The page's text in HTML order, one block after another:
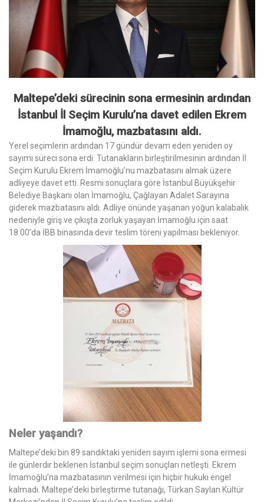
Maltepe’deki sürecinin sona ermesinin ardından
İstanbul İl Seçim Kurulu’na davet edilen Ekrem
İmamoğlu, mazbatasını aldı.
Yerel seçimlerin ardından 17 gündür devam eden yeniden oy
sayımı süreci sona erdi. Tutanakların birleştirilmesinin ardından İl
Seçim Kurulu Ekrem İmamoğlu’nu mazbatasını almak üzere
adliyeye davet etti. Resmi sonuçlara göre İstanbul Büyükşehir
Belediye Başkanı olan İmamoğlu, Çağlayan Adalet Sarayına
giderek mazbatasını aldı. Adliye önünde yaşanan yoğun kalabalık
nedeniyle giriş ve çıkışta zorluk yaşayan İmamoğlu için saat
18:00’da İBB binasında devir teslim töreni yapılması bekleniyor.
Neler yaşandı?
Maltepe’deki bin 89 sandıktaki yeniden sayım işlemi sona ermesi
ile günlerdir beklenen İstanbul seçim sonuçları netleşti. Ekrem
İmamoğlu’na mazbatasının verilmesi için hiçbir hukuki engel
kalmadı. Maltepe’deki birleştirme tutanağı, Türkan Saylan Kültür